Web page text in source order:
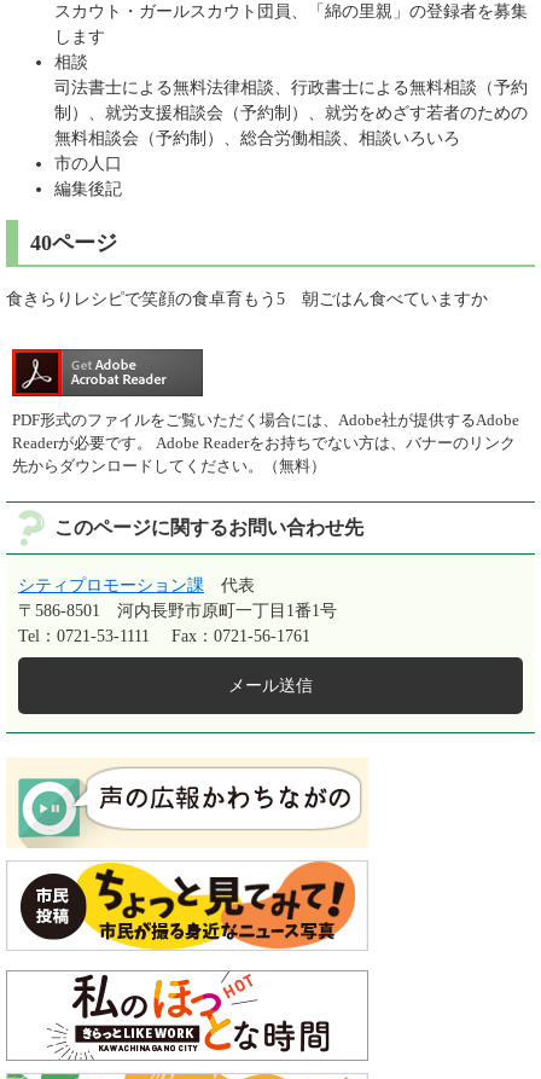
スカウト・ガールスカウト団員、「綿の里親」の登録者を募集
します
相談
司法書士による無料法律相談、行政書士による無料相談（予約
制）、就労支援相談会（予約制）、就労をめざす若者のための
無料相談会（予約制）、総合労働相談、相談いろいろ
市の人口
編集後記
40ページ
食きらりレシピで笑顔の食卓育もう5 朝ごはん食べていますか
PDF形式のファイルをご覧いただく場合には、Adobe社が提供するAdobe
Readerが必要です。
Adobe Readerをお持ちでない方は、バナーのリンク
先からダウンロードしてください。（無料）
このページに関するお問い合わせ先
シティプロモーション課
代表
〒586-8501
河内長野市原町一丁目1番1号
Tel：0721-53-1111
Fax：0721-56-1761
メール送信